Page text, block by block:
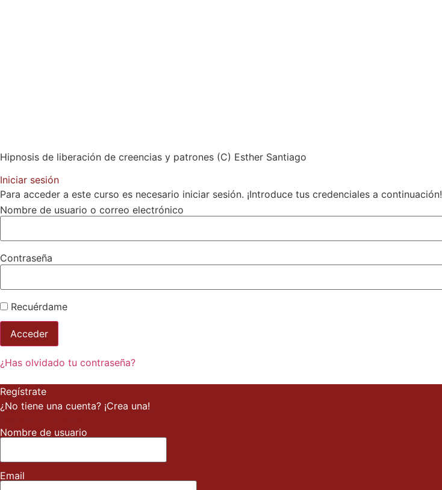
Hipnosis de liberación de creencias y patrones (C) Esther Santiago
Iniciar sesión
Para acceder a este curso es necesario iniciar sesión. ¡Introduce tus credenciales a continuación!
Nombre de usuario o correo electrónico
Contraseña
Recuérdame
¿Has olvidado tu contraseña?
Regístrate
¿No tiene una cuenta? ¡Crea una!
Nombre de usuario
Email